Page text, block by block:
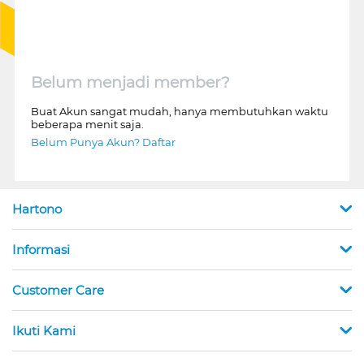
Belum menjadi member?
Buat Akun sangat mudah, hanya membutuhkan waktu
beberapa menit saja.
Belum Punya Akun? Daftar
Hartono
Informasi
Customer Care
Ikuti Kami